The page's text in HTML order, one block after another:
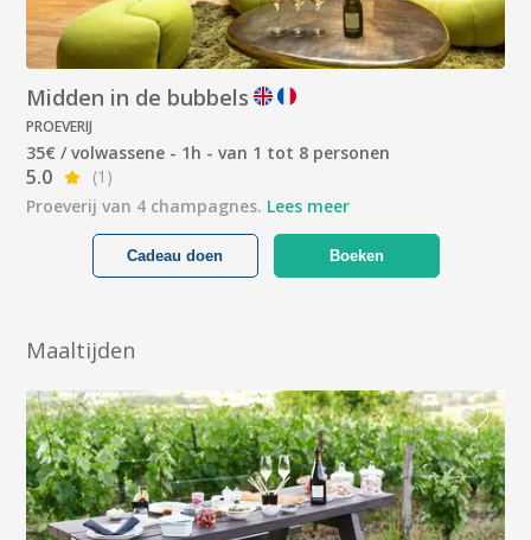
Midden in de bubbels
PROEVERIJ
35€ / volwassene - 1h - van 1 tot 8 personen
5.0
(1)
Proeverij van 4 champagnes. Lees meer
Boeken
Cadeau doen
Maaltijden